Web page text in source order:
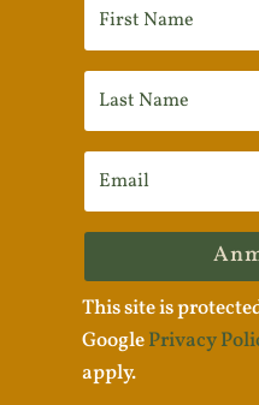
This site is
GooglePrivacy
apply.